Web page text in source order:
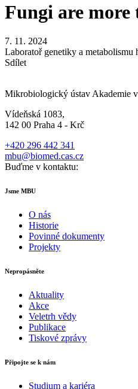
Fungi are
7. 11. 2024
Laboratoř genetiky a metabolismu
Sdílet
Mikrobiologický ústav Akademie
Vídeňská 1083,
142 00 Praha 4 - Krč
+420 296 442 341
mbu@biomed.cas.cz
Buďme v kontaktu:
Jsme MBU
O nás
Historie
Povinné dokumenty
Projekty
Nepropásněte
Aktuality
Akce
Veletrh vědy
Publikace
Tiskové zprávy
Připojte se k nám
Studium a kariéra